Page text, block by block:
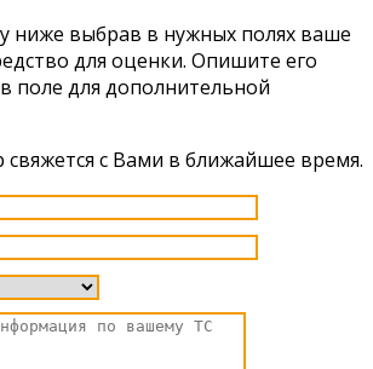
ниже выбрав в нужных полях ваше
для оценки. Опишите его
поле для дополнительной
с Вами в ближайшее время.